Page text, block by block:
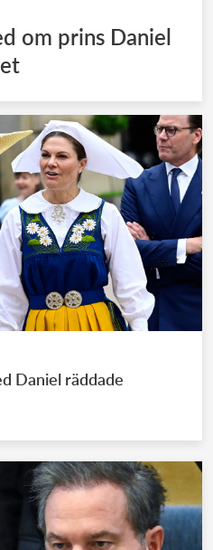
om prins Daniel
Daniel räddade